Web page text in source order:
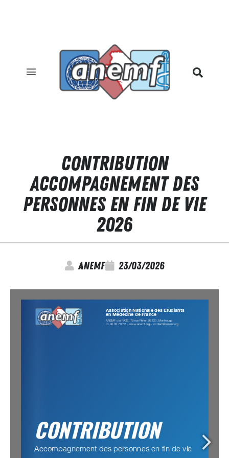
CONTRIBUTION
ACCOMPAGNEMENT DES
PERSONNES EN FIN DE VIE
2026
anemf 23/03/2026